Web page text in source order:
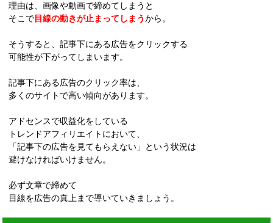
理由は、画像や動画で締めてしまうと
そこで目線の動きが止まってしまうから。
そうすると、記事下にある広告をクリックする
可能性が下がってしまいます。
記事下にある広告のクリック率は、
多くのサイトで高い傾向があります。
アドセンスで収益化をしている
トレンドアフィリエイトにおいて、
「記事下の広告を見てもらえない」という状況は
避けなければいけません。
必ず文章で締めて
目線を広告の真上まで導いていきましょう。